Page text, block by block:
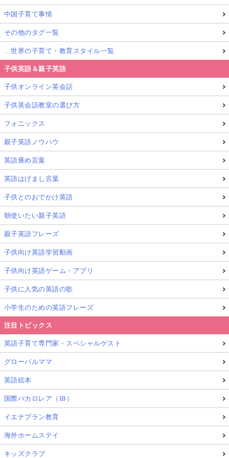
中国子育て事情
その他のタグ一覧
…世界の子育て・教育スタイル一覧
子供英語＆親子英語
子供オンライン英会話
子供英会話教室の選び方
フォニックス
親子英語ノウハウ
英語褒め言葉
英語はげまし言葉
子供とのおでかけ英語
朝使いたい親子英語
親子英語フレーズ
子供向け英語学習動画
子供向け英語ゲーム・アプリ
子供に人気の英語の歌
小学生のための英語フレーズ
注目トピックス
英語子育て専門家・スペシャルゲスト
グローバルママ
英語絵本
国際バカロレア（IB）
イエナプラン教育
海外ホームステイ
キッズクラブ